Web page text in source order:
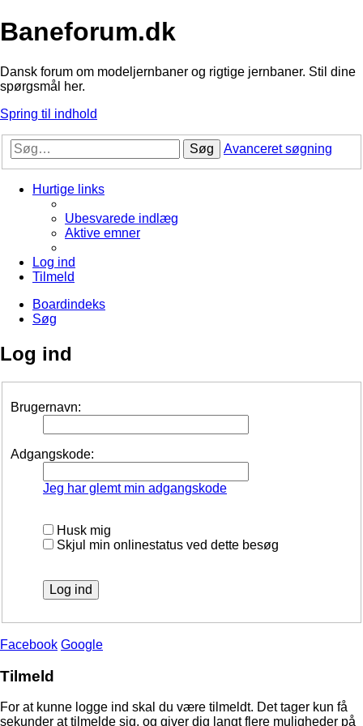
Baneforum.dk
Dansk forum om modeljernbaner og rigtige jernbaner. Stil dine
spørgsmål her.
Spring til indhold
Søg Avanceret søgning
Hurtige links
Ubesvarede indlæg
Aktive emner
Log ind
Tilmeld
Boardindeks
Søg
Log ind
Brugernavn:
Adgangskode:
Jeg har glemt min adgangskode
Husk mig
Skjul min onlinestatus ved dette besøg
Facebook Google
Tilmeld
For at kunne logge ind skal du være tilmeldt. Det tager kun få
sekunder at tilmelde sig, og giver dig langt flere muligheder på